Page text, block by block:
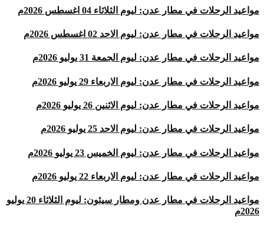
مواعيد الرحلات في مطار عدن: ليوم الثلاثاء 04 اغسطس 2026م
مواعيد الرحلات في مطار عدن: ليوم الاحد 02 اغسطس 2026م
مواعيد الرحلات في مطار عدن: ليوم الجمعة 31 يوليو 2026م
مواعيد الرحلات في مطار عدن: ليوم الاربعاء 29 يوليو 2026م
مواعيد الرحلات في مطار عدن: ليوم الاثنين 26 يوليو 2026م
مواعيد الرحلات في مطار عدن: ليوم الاحد 25 يوليو 2026م
مواعيد الرحلات في مطار عدن: ليوم الخميس 23 يوليو 2026م
مواعيد الرحلات في مطار عدن: ليوم الاربعاء 22 يوليو 2026م
مواعيد الرحلات في مطار عدن ومطار سيئون: ليوم الثلاثاء 20 يوليو
2026م